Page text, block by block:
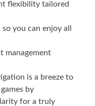
flexibility tailored
you can enjoy all
management
is a breeze to
by
for a truly